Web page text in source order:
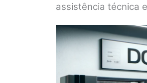
assistência técnica